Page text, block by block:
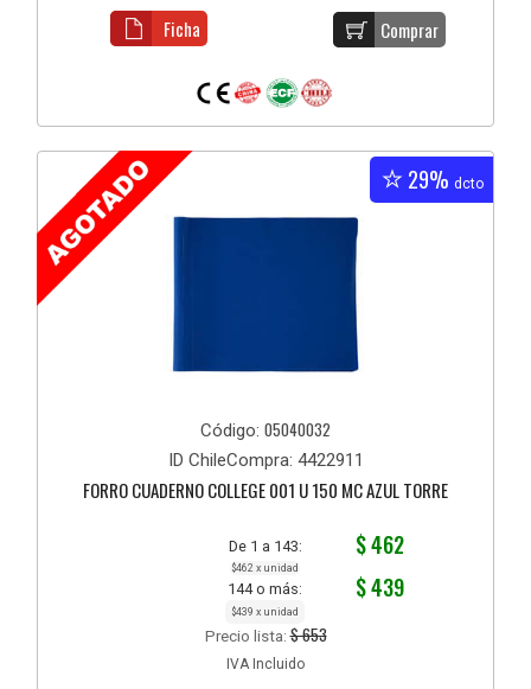
Comprar
Ficha
29% dcto
Código: 05040032
ID ChileCompra: 4422911
FORRO CUADERNO COLLEGE 001 U 150 MC AZUL TORRE
De 1 a 143: $ 462
$462 x unidad
144 o más: $ 439
$439 x unidad
Precio lista:$ 653
IVA Incluido